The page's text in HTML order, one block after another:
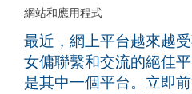
網站和應用程式
最近，網上平台越來越
女傭聯繫和交流的絕佳
是其中一個平台。立即